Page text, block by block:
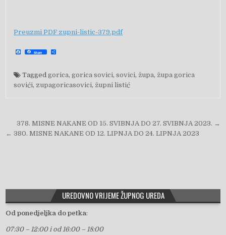
Preuzmi PDF zupni-listic-379.pdf
F
a
b
o
o
k
Share
e
Tagged gorica, gorica sovici,sovici, župa, župa gorica
sovići, zupagoricasovici, župni listić
Navigacija objava
378. MISNE NAKANE OD 15. SVIBNJA DO 27. SVIBNJA 2023. →
← 380. MISNE NAKANE OD 12. LIPNJA DO 24. LIPNJA 2023
UREDOVNO VRIJEME ŽUPNOG UREDA
Od ponedjeljka do petka:
07:30 – 12:00 i od 16:00 – 18:00